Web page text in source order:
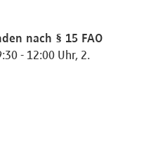
nach § 15 FAO
- 12:00 Uhr, 2.